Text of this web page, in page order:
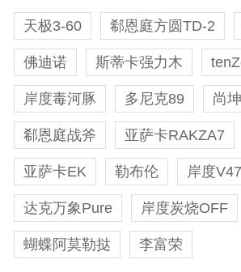
天极3-60 郗恩庭方圆TD-2
佛迪诺 斯蒂卡强力木
岸度毒河豚 多尼克89 尚
郗恩庭战斧 亚萨卡RAKZA7
亚萨卡EK 勒布伦 岸度V47
达克万象Pure 岸度炭烧OFF
蝴蝶阿莫勒挞 李富荣